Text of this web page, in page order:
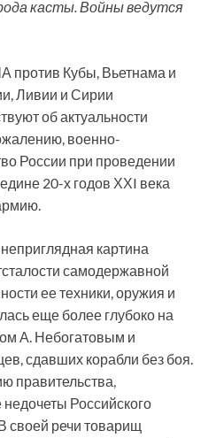
касты. Войны ведутся
против Кубы, Вьетнама и
Ливии и Сирии
об актуальности
военно-
России при проведении
20-х годов ХХI века
картина
самодержавной
ее техники, оружия и
еще более глубоко на
А. Небогатовым и
сдавших корабли без боя.
правительства,
Российского
своей речи товарищ